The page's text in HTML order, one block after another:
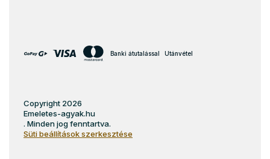
Banki átutalással Utánvétel
Copyright 2026
Emeletes-agyak.hu
. Minden jog fenntartva.
Süti beállítások szerkesztése